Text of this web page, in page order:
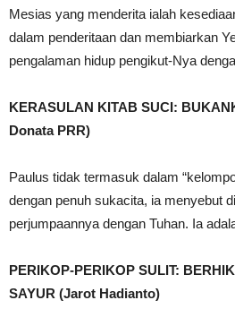
Mesias yang menderita ialah
dalam penderitaan dan membiarkan
pengalaman hidup pengikut-Nya
KERASULAN KITAB SUCI:
Donata PRR)
Paulus tidak termasuk dalam
dengan penuh sukacita, ia menyebut
perjumpaannya dengan Tuhan. Ia
PERIKOP-PERIKOP SULIT:
SAYUR (Jarot Hadianto)